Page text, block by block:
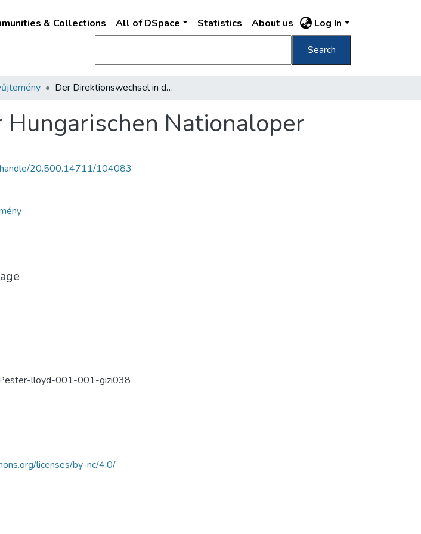
& Collections All of DSpace Statistics About us Log In
Search
Der Direktionswechsel in der Hungarischen Nationaloper
Nationaloper
20.500.14711/104083
lloyd-001-001-gizi038
licenses/by-nc/4.0/